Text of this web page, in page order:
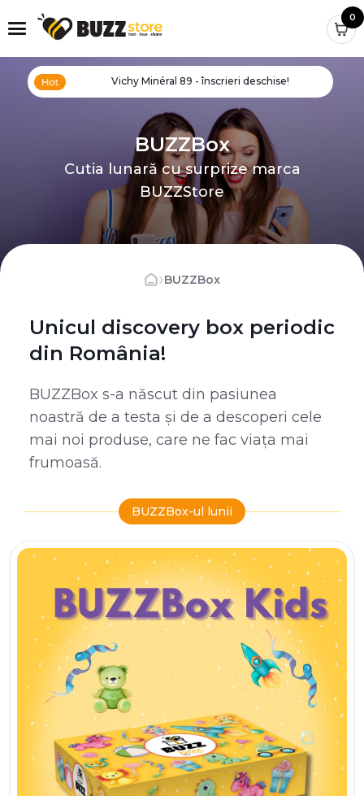
0
Vichy Minéral 89 - înscrieri deschise!
BUZZBox
Cutia lunară cu surprize marca
BUZZStore
›BUZZBox
Unicul discovery box periodic
din România!
BUZZBox s-a născut din pasiunea
noastră de a testa și de a descoperi cele
mai noi produse, care ne fac viața mai
frumoasă.
BUZZBox-ul lunii